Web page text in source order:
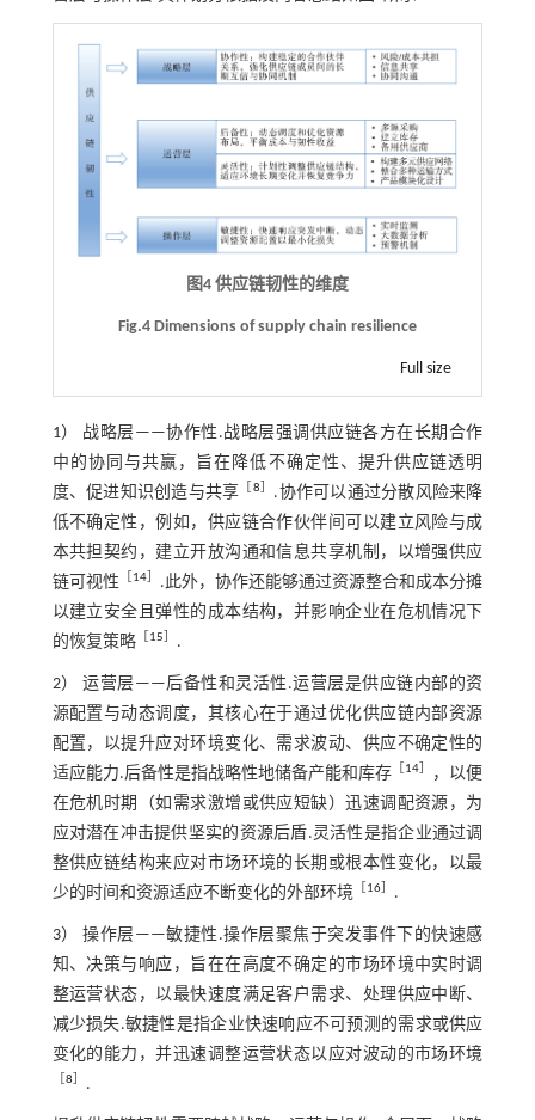
图4 供应链韧性的维度
Fig.4 Dimensions of supply chain resilience
Full size
1） 战略层——协作性.战略层强调供应链各方在长期合作
中的协同与共赢，旨在降低不确定性、提升供应链透明
度、促进知识创造与共享
8
.协作可以通过分散风险来降
低不确定性，例如，供应链合作伙伴间可以建立风险与成
本共担契约，建立开放沟通和信息共享机制，以增强供应
链可视性
14］
.此外，协作还能够通过资源整合和成本分摊
以建立安全且弹性的成本结构，并影响企业在危机情况下
的恢复策略
15 .
2） 运营层——后备性和灵活性.运营层是供应链内部的资
源配置与动态调度，其核心在于通过优化供应链内部资源
配置，以提升应对环境变化、需求波动、供应不确定性的
适应能力.后备性是指战略性地储备产能和库存
14
，以便
在危机时期（如需求激增或供应短缺）迅速调配资源，为
应对潜在冲击提供坚实的资源后盾.灵活性是指企业通过调
整供应链结构来应对市场环境的长期或根本性变化，以最
少的时间和资源适应不断变化的外部环境
16］ .
3） 操作层——敏捷性.操作层聚焦于突发事件下的快速感
知、决策与响应，旨在在高度不确定的市场环境中实时调
整运营状态，以最快速度满足客户需求、处理供应中断、
减少损失.敏捷性是指企业快速响应不可预测的需求或供应
变化的能力，并迅速调整运营状态以应对波动的市场环境
8 .